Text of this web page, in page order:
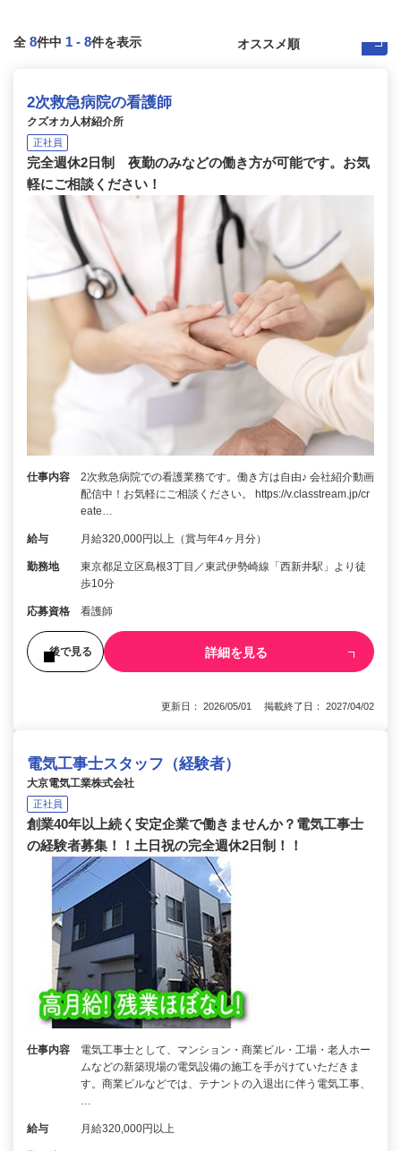
全 8件中 1 - 8件を表示
2次救急病院の看護師
クズオカ人材紹介所
正社員
完全週休2日制 夜勤のみなどの働き方が可能です。お気
軽にご相談ください！
仕事内容
2次救急病院での看護業務です。働き方は自由♪ 会社紹介動画
配信中！お気軽にご相談ください。 https://v.classtream.jp/cr
eate…
給与 月給320,000円以上（賞与年4ヶ月分）
勤務地
東京都足立区島根3丁目／東武伊勢崎線「西新井駅」より徒
歩10分
応募資格 看護師
後で見る 詳細を見る
更新日： 2026/05/01 掲載終了日： 2027/04/02
電気工事士スタッフ（経験者）
大京電気工業株式会社
正社員
創業40年以上続く安定企業で働きませんか？電気工事士
の経験者募集！！土日祝の完全週休2日制！！
仕事内容
電気工事士として、マンション・商業ビル・工場・老人ホー
ムなどの新築現場の電気設備の施工を手がけていただきま
す。商業ビルなどでは、テナントの入退出に伴う電気工事、
…
給与 月給320,000円以上